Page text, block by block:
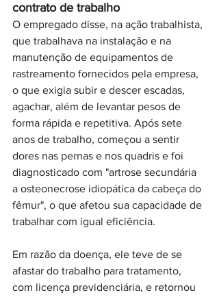
contrato de trabalho
O empregado disse, na ação trabalhista,
que trabalhava na instalação e na
manutenção de equipamentos de
rastreamento fornecidos pela empresa,
o que exigia subir e descer escadas,
agachar, além de levantar pesos de
forma rápida e repetitiva. Após sete
anos de trabalho, começou a sentir
dores nas pernas e nos quadris e foi
diagnosticado com "artrose secundária
a osteonecrose idiopática da cabeça do
fêmur", o que afetou sua capacidade de
trabalhar com igual eficiência.
Em razão da doença, ele teve de se
afastar do trabalho para tratamento,
com licença previdenciária, e retornou